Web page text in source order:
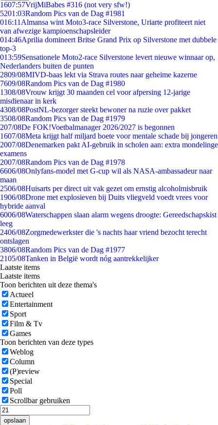
1607:57VrijMiBabes #316 (not very sfw!)
5201:03Random Pics van de Dag #1981
016:11 Almansa wint Moto3-race Silverstone, Uriarte profiteert niet
van afwezige kampioenschapsleider
014:46Aprilia domineert Britse Grand Prix op Silverstone met dubbele
top-3
013:59Sensationele Moto2-race Silverstone levert nieuwe winnaar op,
Nederlanders buiten de punten
2809/08MIVD-baas lekt via Strava routes naar geheime kazerne
7609/08Random Pics van de Dag #1980
1308/08Vrouw krijgt 30 maanden cel voor afpersing 12-jarige
misdienaar in kerk
4308/08PostNL-bezorger steekt bewoner na ruzie over pakket
3508/08Random Pics van de Dag #1979
207/08De FOK!Voetbalmanager 2026/2027 is begonnen
1607/08Meta krijgt half miljard boete voor mentale schade bij jongeren
2007/08Denemarken pakt AI-gebruik in scholen aan: extra mondelinge
examens
2007/08Random Pics van de Dag #1978
6606/08Onlyfans-model met G-cup wil als NASA-ambassadeur naar
maan
2506/08Huisarts per direct uit vak gezet om ernstig alcoholmisbruik
1906/08Drone met explosieven bij Duits vliegveld voedt vrees voor
hybride aanval
6006/08Waterschappen slaan alarm wegens droogte: Gereedschapskist
leeg
2406/08Zorgmedewerkster die 's nachts haar vriend bezocht terecht
ontslagen
3806/08Random Pics van de Dag #1977
2105/08Tanken in België wordt nóg aantrekkelijker
Laatste items
Laatste items
Toon berichten uit deze thema's
Actueel
Entertainment
Sport
Film & Tv
Games
Toon berichten van deze types
Weblog
Column
(P)review
Special
Poll
Scrollbar gebruiken
opslaan